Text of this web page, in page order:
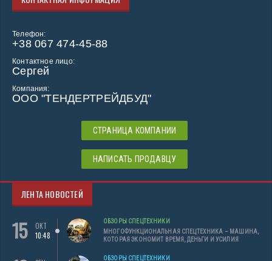
Телефон:
+38 067 474-45-88
Контактное лицо:
Сергей
Компания:
ООО "ТЕНДЕРТРЕЙДБУД"
СТРАНИЦА КОМПАНИИ
НАПИСАТЬ ПРОДАВЦУ
ЛЕНТА НОВОСТЕЙ
15
ОКТ
10:48
ОБЗОРЫ СПЕЦТЕХНИКИ
МНОГОФУНКЦИОНАЛЬНАЯ СПЕЦТЕХНИКА – МАШИНА,
КОТОРАЯ ЭКОНОМИТ ВРЕМЯ, ДЕНЬГИ И УСИЛИЯ
ОБЗОРЫ СПЕЦТЕХНИКИ